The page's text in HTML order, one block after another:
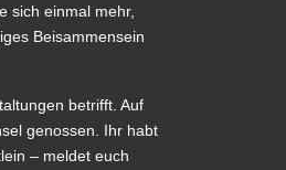
sich einmal mehr,
Beisammensein
betrifft. Auf
genossen. Ihr habt
– meldet euch